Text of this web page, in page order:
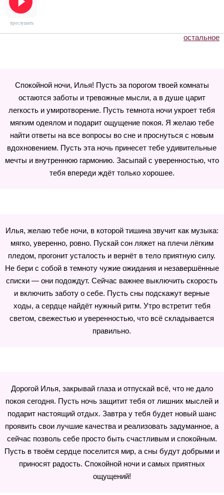
прослушать
остальное
Спокойной ночи, Илья! Пусть за порогом твоей комнаты
остаются заботы и тревожные мысли, а в душе царит
легкость и умиротворение. Пусть темнота ночи укроет тебя
мягким одеялом и подарит ощущение покоя. Я желаю тебе
найти ответы на все вопросы во сне и проснуться с новым
вдохновением. Пусть эта ночь принесет тебе удивительные
мечты и внутреннюю гармонию. Засыпай с уверенностью, что
тебя впереди ждёт только хорошее.
Илья, желаю тебе ночи, в которой тишина звучит как музыка:
мягко, уверенно, ровно. Пускай сон ляжет на плечи лёгким
пледом, прогонит усталость и вернёт в тело приятную силу.
Не бери с собой в темноту чужие ожидания и незавершённые
списки — они подождут. Сейчас важнее выключить скорость
и включить заботу о себе. Пусть сны подскажут верные
ходы, а сердце найдёт нужный ритм. Утро встретит тебя
светом, свежестью и уверенностью, что всё складывается
правильно.
Дорогой Илья, закрывай глаза и отпускай всё, что не дало
покоя сегодня. Пусть ночь защитит тебя от лишних мыслей и
подарит настоящий отдых. Завтра у тебя будет новый шанс
проявить свои лучшие качества и реализовать задуманное, а
сейчас позволь себе просто быть счастливым и спокойным.
Пусть в твоём сердце поселится мир, а сны будут добрыми и
приносят радость. Спокойной ночи и самых приятных
ощущений!